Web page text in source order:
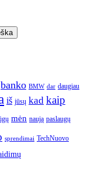
banko BMW dar daugiau
iš jūsų kad kaip
mėn naują paslaugų
sprendimai TechNuovo